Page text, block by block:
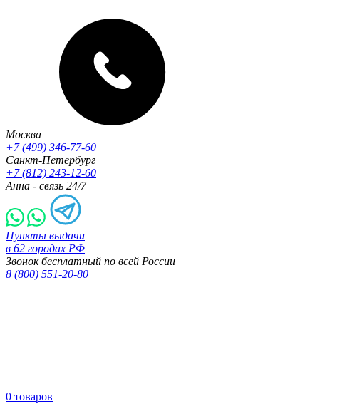
Москва
+7 (499) 346-77-60
Санкт-Петербург
+7 (812) 243-12-60
Анна - связь 24/7
Пункты выдачи
в 62 городах РФ
Звонок бесплатный по всей России
8 (800) 551-20-80
0 товаров